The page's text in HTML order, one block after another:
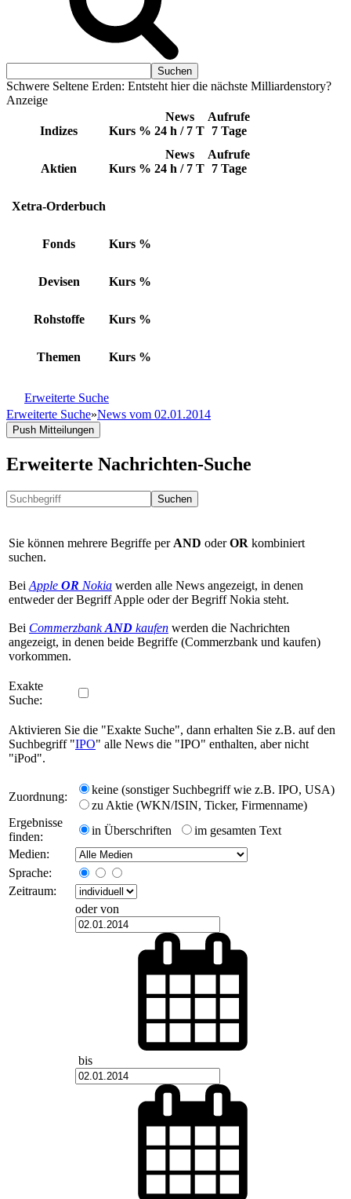
Schwere Seltene Erden: Entsteht hier die nächste Milliardenstory?
Anzeige
Indizes Kurs %
News
24 h / 7 T
Aufrufe
7 Tage
Aktien Kurs %
News
24 h / 7 T
Aufrufe
7 Tage
Xetra-Orderbuch
Fonds Kurs %
Devisen Kurs %
Rohstoffe Kurs %
Themen Kurs %
Erweiterte Suche
Erweiterte Suche»News vom 02.01.2014
Push Mitteilungen
Erweiterte Nachrichten-Suche
Suchen
Sie können mehrere Begriffe per AND oderOR kombiniert
suchen.
Bei Apple OR Nokia werden alle News angezeigt, in denen
entweder der Begriff Apple oder der Begriff Nokia steht.
Bei CommerzbankAND kaufen werden die Nachrichten
angezeigt, in denen beide Begriffe (Commerzbank und kaufen)
vorkommen.
Exakte
Suche:
Aktivieren Sie die "Exakte Suche", dann erhalten Sie z.B. auf den
Suchbegriff "IPO" alle News die "IPO" enthalten, aber nicht
"iPod".
Zuordnung:
keine (sonstiger Suchbegriff wie z.B. IPO, USA)
zu Aktie (WKN/ISIN, Ticker, Firmenname)
Ergebnisse
finden:
in Überschriften
im gesamten Text
Medien:
Sprache:
Zeitraum:
oder von
bis